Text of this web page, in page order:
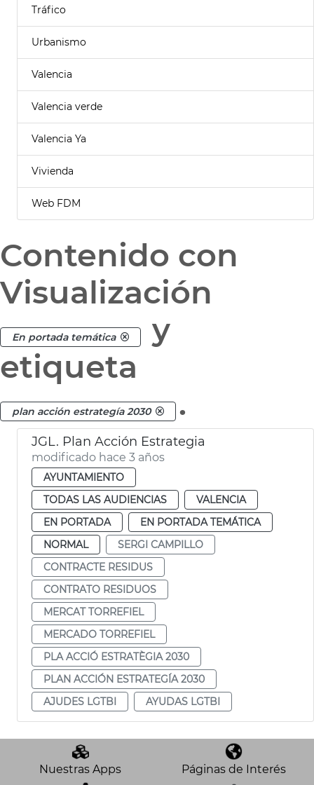
Tráfico
Urbanismo
Valencia
Valencia verde
Valencia Ya
Vivienda
Web FDM
Contenido con
Visualización
En portada temática
y
etiqueta
plan acción estrategía 2030 .
JGL. Plan Acción Estrategia
modificado hace 3 años
AYUNTAMIENTO
TODAS LAS AUDIENCIAS
VALENCIA
EN PORTADA
EN PORTADA TEMÁTICA
NORMAL
SERGI CAMPILLO
CONTRACTE RESIDUS
CONTRATO RESIDUOS
MERCAT TORREFIEL
MERCADO TORREFIEL
PLA ACCIÓ ESTRATÈGIA 2030
PLAN ACCIÓN ESTRATEGÍA 2030
AJUDES LGTBI
AYUDAS LGTBI
Nuestras Apps Páginas de Interés